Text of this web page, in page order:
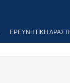
ΕΡΕΥΝΗΤΙΚΉ